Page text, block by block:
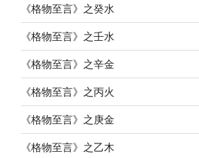
《格物至言》之癸水
《格物至言》之壬水
《格物至言》之辛金
《格物至言》之丙火
《格物至言》之庚金
《格物至言》之乙木